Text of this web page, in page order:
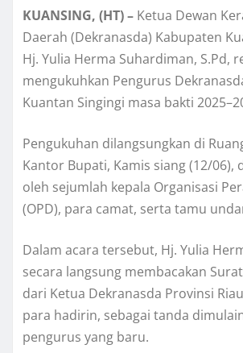
KUANSING, (HT) – Ketua Dewan
Daerah (Dekranasda) Kabupaten
Hj. Yulia Herma Suhardiman, S.Pd,
mengukuhkan Pengurus
Kuantan Singingi masa bakti
Pengukuhan dilangsungkan di
Kantor Bupati, Kamis siang (12/06),
oleh sejumlah kepala Organisasi
(OPD), para camat, serta tamu
Dalam acara tersebut, Hj. Yulia
secara langsung membacakan
dari Ketua Dekranasda Provinsi
para hadirin, sebagai tanda
pengurus yang baru.